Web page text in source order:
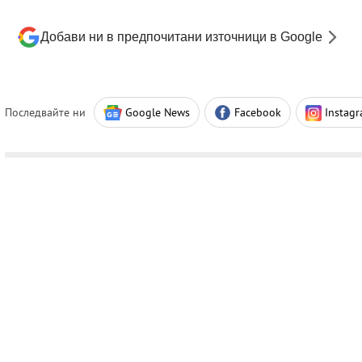
Добави ни в предпочитани източници в Google
Последвайте ни Google News Facebook